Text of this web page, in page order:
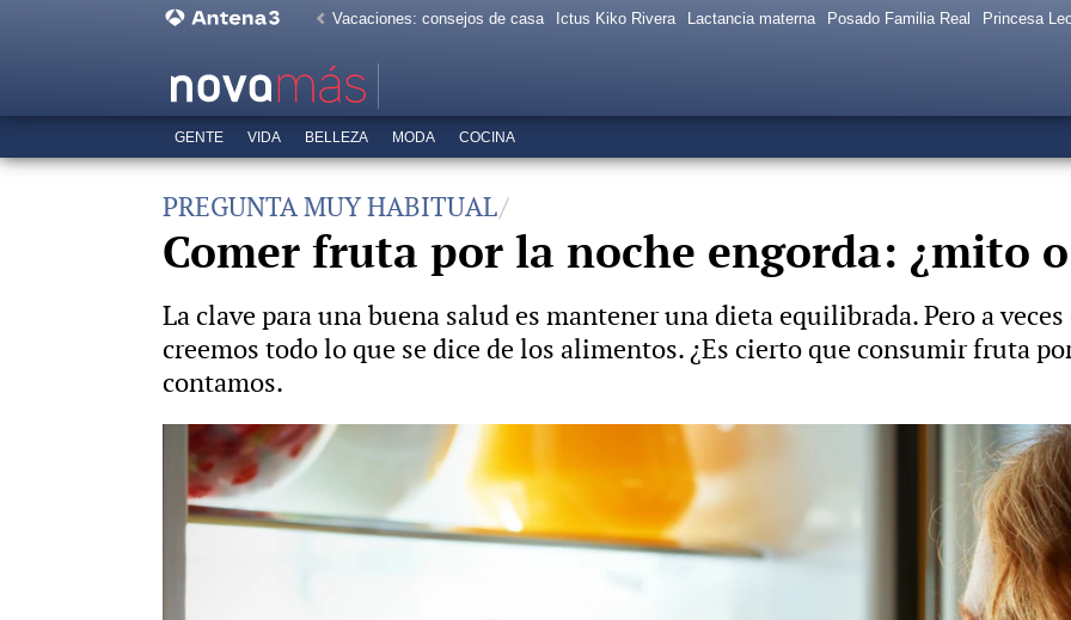
Vacaciones: consejos de casa Ictus Kiko Rivera Lactancia materna Posado Familia Real Princesa
GENTE VIDA BELLEZA MODA COCINA
PREGUNTA MUY HABITUAL
Comer fruta por la noche engorda: ¿mito
La clave para una buena salud es mantener una dieta equilibrada. Pero a
creemos todo lo que se dice de los alimentos. ¿Es cierto que consumir fruta
contamos.
Una cardióloga revela cuál es la mejor fruta para el corazón